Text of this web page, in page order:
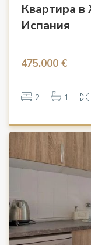
Квартира в
Испания
475.000 €
2 1